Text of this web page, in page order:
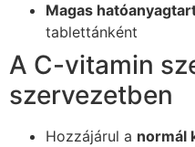
Magas
tablettánként
A C-vitamin
szervezetben
Hozzájárul a normál